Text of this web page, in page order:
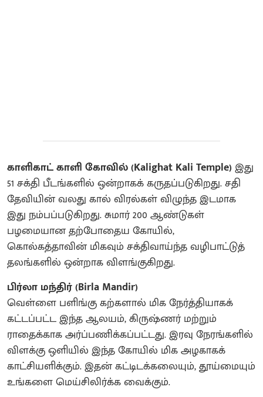
காளிகாட் காளி கோவில் (Kalighat Kali Temple) இது
51 சக்தி பீடங்களில் ஒன்றாகக் கருதப்படுகிறது. சதி
தேவியின் வலது கால் விரல்கள் விழுந்த இடமாக
இது நம்பப்படுகிறது. சுமார் 200 ஆண்டுகள்
பழமையான தற்போதைய கோயில்,
கொல்கத்தாவின் மிகவும் சக்திவாய்ந்த வழிபாட்டுத்
தலங்களில் ஒன்றாக விளங்குகிறது.
பிர்லா மந்திர் (Birla Mandir)
​வெள்ளை பளிங்கு கற்களால் மிக நேர்த்தியாகக்
கட்டப்பட்ட இந்த ஆலயம், கிருஷ்ணர் மற்றும்
ராதைக்காக அர்ப்பணிக்கப்பட்டது. இரவு நேரங்களில்
விளக்கு ஒளியில் இந்த கோயில் மிக அழகாகக்
காட்சியளிக்கும். இதன் கட்டிடக்கலையும், தூய்மையும்
உங்களை மெய்சிலிர்க்க வைக்கும்.